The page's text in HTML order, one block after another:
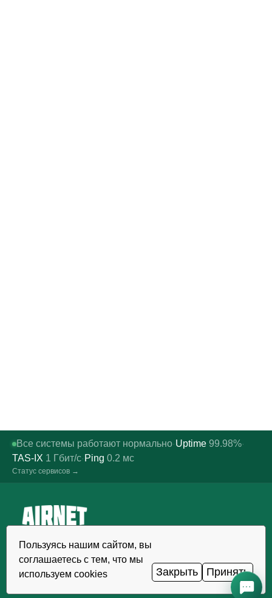
Все системы работают нормально·Uptime 99.98%·
TAS-IX 1 Гбит/с· Ping 0.2 мс
Статус сервисов →
Надёжный хостинг, VDS/VPS и
центр TIER III, Ташкент.
ЗВОНОК КРУГЛОСУТОЧНО
Пользуясь нашим сайтом, вы
соглашаетесь с тем, что мы
используем cookies
Закрыть Принять